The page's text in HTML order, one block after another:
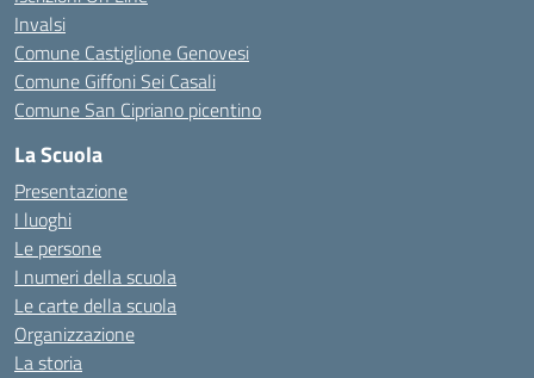
Invalsi
Comune Castiglione Genovesi
Comune Giffoni Sei Casali
Comune San Cipriano picentino
La Scuola
Presentazione
I luoghi
Le persone
I numeri della scuola
Le carte della scuola
Organizzazione
La storia